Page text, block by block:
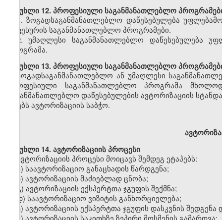
მუხლი 12. პროფესიული საგანმანათლებლო
. ზოგადსაგანმანათლებლო დაწესებულება
საფეხურის საგანმანათლებლო პროგრამები.
2. უმაღლესი საგანმანათლებლო დაწესებულება
პროგრამა.
მუხლი 13. პროფესიული საგანმანათლებლო
ზოგადსაგანმანათლებლო ან უმაღლესი
პროფესიული საგანმანათლებლო პროგრამა
საგანმანათლებლო დაწესებულებისავტორიზაციის
იღებს ავტორიზაციის საბჭო.
მუხლი 14. ავტორიზაციის პროცესი
ავტორიზაციის პროცესი მოიცავს შემდეგ ეტაპებს:
ა) საავტორიზაციო განაცხადის წარდგენა;
ბ) ავტორიზაციის მაძიებლად ცნობა;
გ) ავტორიზაციის ექსპერტთა ჯგუფის შექმნა;
დ) საავტორიზაციო ვიზიტის განხორციელება;
ე) ავტორიზაციის ექსპერტთა ჯგუფის დასკვნის
ვ) ავტორიზაციის საკითხზე ზეპირი მოსმენის გამართვა;